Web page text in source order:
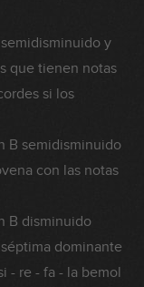
y
que tienen notas
si los
B semidisminuido
con las notas
B disminuido
dominante
- re - fa - la bemol